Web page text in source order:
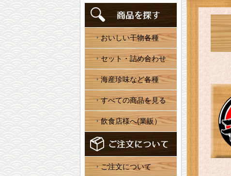
おいしい干物各種
セット・詰め合わせ
海産珍味など各種
すべての商品を見る
飲食店様へ(業販）
ご注文について